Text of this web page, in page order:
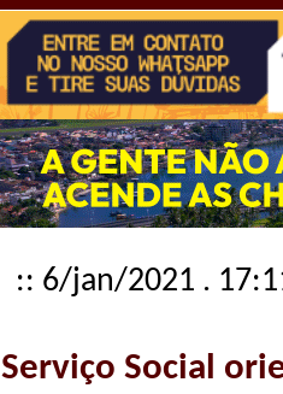
:: 6/jan/2021 .
Serviço Social